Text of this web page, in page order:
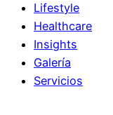
Lifestyle
Healthcare
Insights
Galería
Servicios